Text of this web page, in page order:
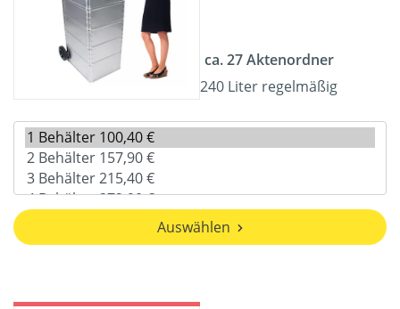
ca. 27 Aktenordner
240 Liter regelmäßig
Auswählen